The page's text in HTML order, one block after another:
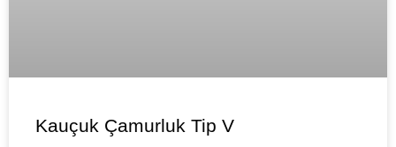
Kauçuk Çamurluk Tip V